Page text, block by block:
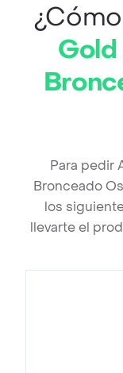
Para pedir
Bronceado
los
llevarte el